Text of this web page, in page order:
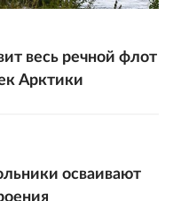
весь речной флот
Арктики
осваивают